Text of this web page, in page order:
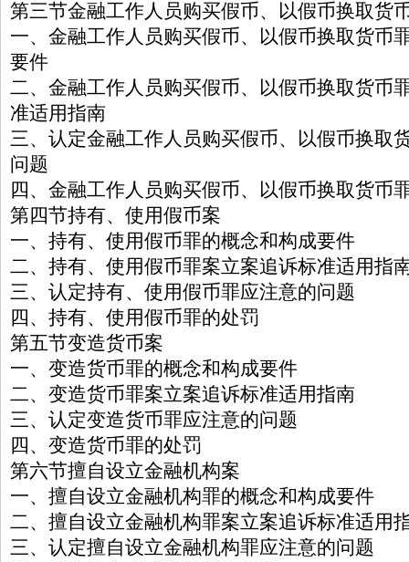
第三节金融工作人员购买假币、以假币换取货
一、金融工作人员购买假币、以假币换取货币
要件
二、金融工作人员购买假币、以假币换取货币
准适用指南
三、认定金融工作人员购买假币、以假币换取
问题
四、金融工作人员购买假币、以假币换取货币
第四节持有、使用假币案
一、持有、使用假币罪的概念和构成要件
二、持有、使用假币罪案立案追诉标准适用指
三、认定持有、使用假币罪应注意的问题
四、持有、使用假币罪的处罚
第五节变造货币案
一、变造货币罪的概念和构成要件
二、变造货币罪案立案追诉标准适用指南
三、认定变造货币罪应注意的问题
四、变造货币罪的处罚
第六节擅自设立金融机构案
一、擅自设立金融机构罪的概念和构成要件
二、擅自设立金融机构罪案立案追诉标准适用
三、认定擅自设立金融机构罪应注意的问题